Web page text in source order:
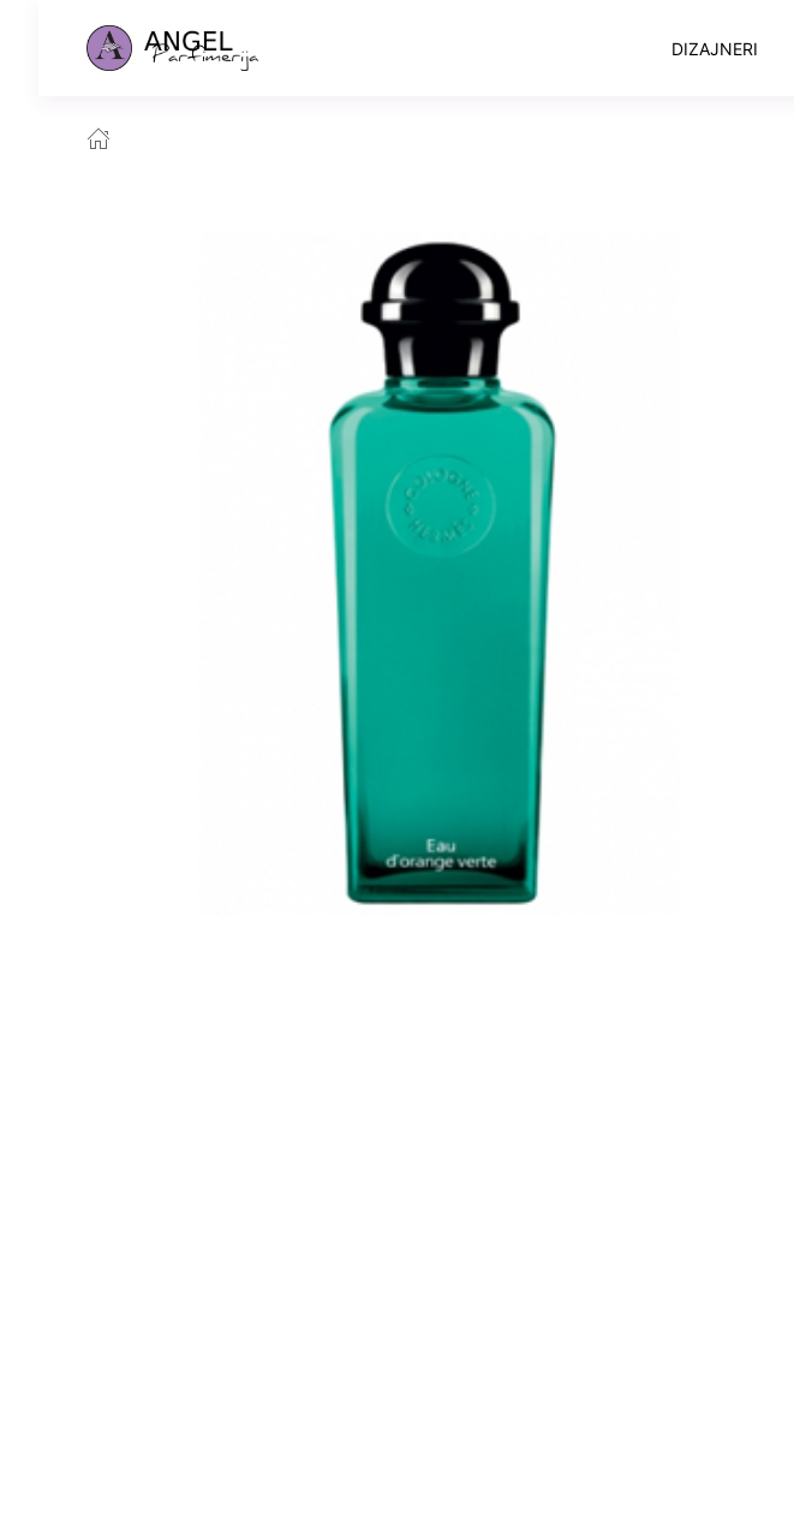
DIZAJNERI